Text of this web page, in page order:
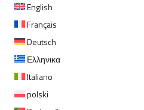
English
Français
Deutsch
Ελληνικα
Italiano
polski